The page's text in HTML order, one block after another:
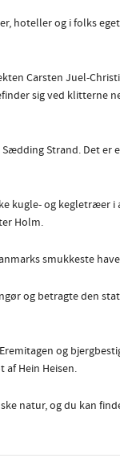
hoteller og i folks
Carsten Juel-
sig ved
Strand. Det
kugle- og kegletræer
Holm.
smukkeste
og betragte den
og
af Hein Heisen.
natur, og du kan